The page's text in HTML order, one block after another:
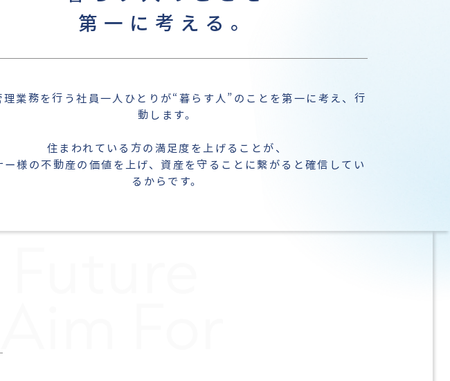
第一に考える。
理業務を行う社員一人ひとりが“暮らす人”のことを第一に考え、行
動します。
住まわれている方の満足度を上げることが、
ー様の不動産の価値を上げ、資産を守ることに繋がると確信してい
るからです。
For